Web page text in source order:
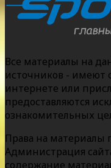
Все материалы на
источников - имеют
интернете или
предоставляются
ознакомительных
Права на материалы
Администрация
содержание